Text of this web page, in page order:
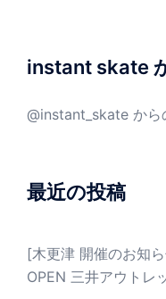
instant skate
@instant_skate から
最近の投稿
[木更津 開催のお知
OPEN 三井アウトレ